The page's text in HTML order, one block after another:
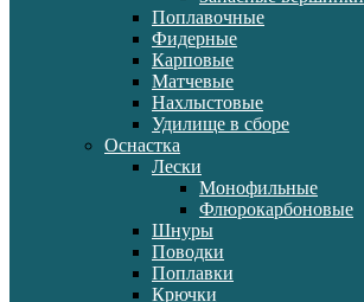
Поплавочные
Фидерные
Карповые
Матчевые
Нахлыстовые
Удилище в сборе
Оснастка
Лески
Монофильные
Флюрокарбоновые
Шнуры
Поводки
Поплавки
Крючки